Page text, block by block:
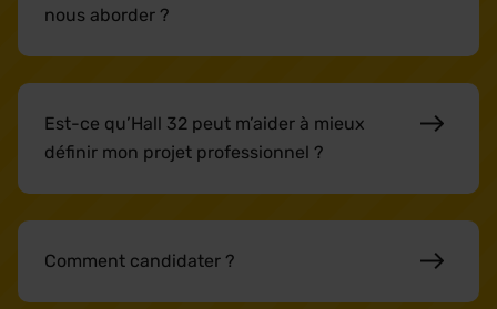
nous aborder ?
Est-ce qu’Hall 32 peut m’aider à mieux
définir mon projet professionnel ?
Comment candidater ?